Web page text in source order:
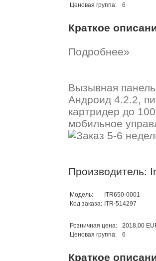
Ценовая группа:
6
Краткое
Подробнее»
Вызывная
Андроид 4.2.2,
картридер до
мобильное
Производитель:
Модель:
ITR650-0001
Код заказа: ITR-514297
Розничная цена:
2018,00
Ценовая группа:
6
Краткое